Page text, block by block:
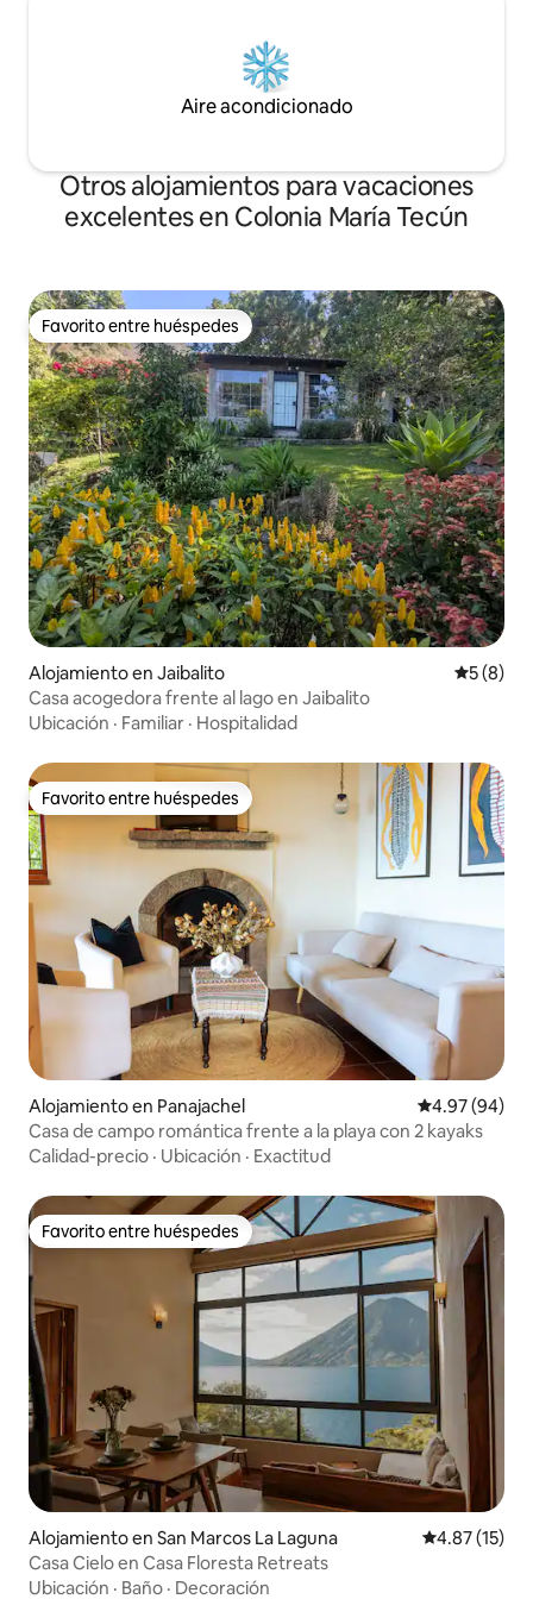
Aire acondicionado
Otros alojamientos para vacaciones
excelentes en Colonia María Tecún
Favorito entre huéspedes
Favorito entre huéspedes
Alojamiento en Jaibalito
5 (8)
Casa acogedora frente al lago en Jaibalito
Ubicación · Familiar · Hospitalidad
Favorito entre huéspedes
Favorito entre huéspedes
Alojamiento en Panajachel Calificación
4.97 (94)
Casa de campo romántica frente a la playa con 2 kayaks
Calidad-precio · Ubicación · Exactitud
Favorito entre huéspedes
Favorito entre huéspedes
Alojamiento en San Marcos La Laguna Calificación
4.87 (15)
Casa Cielo en Casa Floresta Retreats
Ubicación · Baño · Decoración